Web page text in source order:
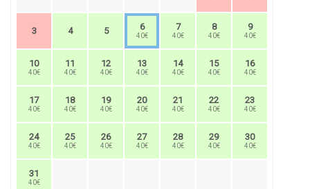
3 4 5 6
40€
7
40€
8
40€
9
40€
10
40€
11
40€
12
40€
13
40€
14
40€
15
40€
16
40€
17
40€
18
40€
19
40€
20
40€
21
40€
22
40€
23
40€
24
40€
25
40€
26
40€
27
40€
28
40€
29
40€
30
40€
31
40€